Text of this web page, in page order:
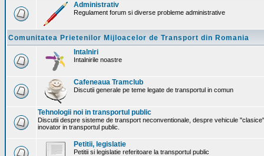
Administrativ
Regulament forum si diverse probleme administrative
Comunitatea Prietenilor Mijloacelor de Transport din Romania
Intalniri
Intalnirile noastre
Cafeneaua Tramclub
Discutii generale pe teme legate de transportul in comun
Tehnologii noi in transportul public
Discutii despre sisteme de transport neconventionale, despre vehicule
inovator in transportul public.
Petitii, legislatie
Petitii si legislatie referitoare la transportul public